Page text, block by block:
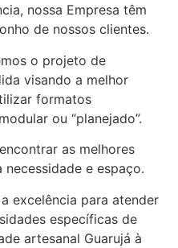
nossa Empresa têm
de nossos clientes.
o projeto de
visando a melhor
formatos
ou “planejado”.
as melhores
e espaço.
excelência para atender
específicas de
artesanal Guarujá à